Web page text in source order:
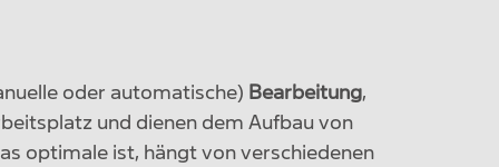
oder automatische) Bearbeitung,
und dienen dem Aufbau von
optimale ist, hängt von verschiedenen